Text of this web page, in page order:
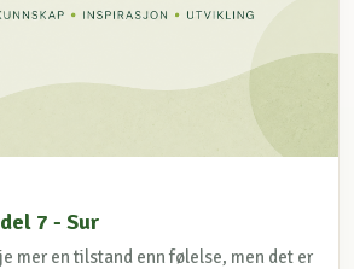
7 - Sur
mer en tilstand enn følelse, men det er